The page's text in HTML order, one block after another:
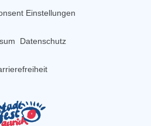
Einstellungen
Datenschutz